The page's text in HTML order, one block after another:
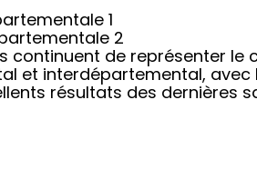
1
2
continuent de représenter le
et interdépartemental, avec
résultats des dernières